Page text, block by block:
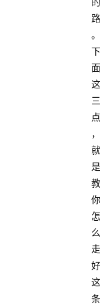
路
。
下
面
这
三
点
，
就
是
教
你
怎
么
走
好
这
条